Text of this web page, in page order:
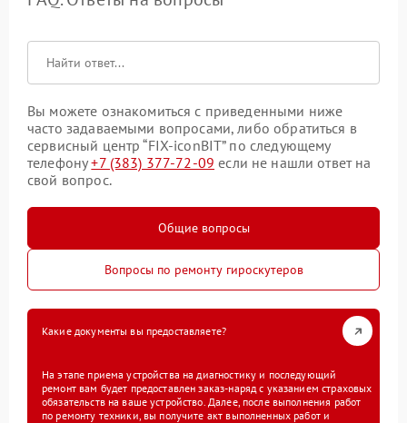
Вы можете ознакомиться с приведенными ниже
часто задаваемыми вопросами, либо обратиться в
сервисный центр “FIX-iconBIT” по следующему
телефону+7 (383) 377-72-09 если не нашли ответ на
свой вопрос.
Общие вопросы
Вопросы по ремонту гироскутеров
Какие документы вы предоставляете?
На этапе приема устройства на диагностику и последующий
ремонт вам будет предоставлен заказ-наряд с указанием страховых
обязательств на ваше устройство. Далее, после выполнения работ
по ремонту техники, вы получите акт выполненных работ и